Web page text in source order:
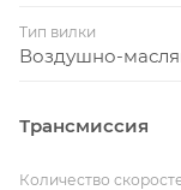
Тип вилки
Воздушно-
Трансмиссия
Количество